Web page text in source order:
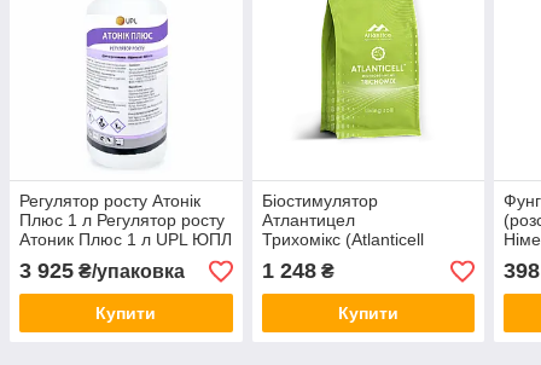
Регулятор росту Атонік
Плюс 1 л Регулятор росту
Атоник Плюс 1 л UPL ЮПЛ
3 925 ₴/упаковка
Купити
Біостимулятор
Атлантицел
Трихомікс (Atlanticell
Trichomix) 250 г Вітера
Atlantica Agricola Іспанія
1 248₴
Купити
398